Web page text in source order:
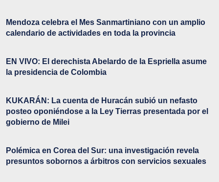
Mendoza celebra el Mes Sanmartiniano con un amplio
calendario de actividades en toda la provincia
EN VIVO: El derechista Abelardo de la Espriella asume
la presidencia de Colombia
KUKARÁN: La cuenta de Huracán subió un nefasto
posteo oponiéndose a la Ley Tierras presentada por el
gobierno de Milei
Polémica en Corea del Sur: una investigación revela
presuntos sobornos a árbitros con servicios sexuales